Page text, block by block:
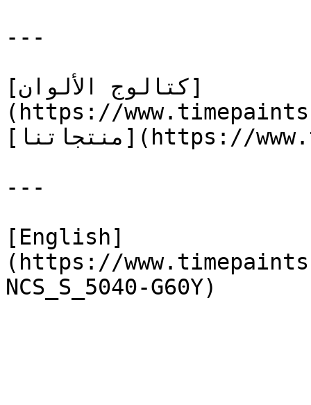
---
[كتالوج الألوان]
(https://
[منتجاتنا](https://www.timepaints.com/ar/products)
---
[English]
(https://
NCS_S_5040-G60Y)